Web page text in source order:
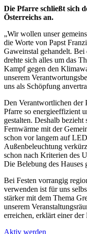
Die Pfarre schließt sich
Österreichs an.
„Wir wollen unser
die Worte von Papst
Gaweinstal gehandelt. Bei
drehte sich alles um das
Kampf gegen den
unserem
uns als Schöpfung
Den Verantwortlichen der
Pfarre so energieeffizient
gestalten. Deshalb
Fernwärme mit der
schon vor langem auf
Außenbeleuchtung
schon nach Kriterien des
Die Belebung des Hauses
Bei Festen vorrangig
verwenden ist für uns
stärker mit dem Thema
unserem
erreichen, erklärt einer
Aktiv werden